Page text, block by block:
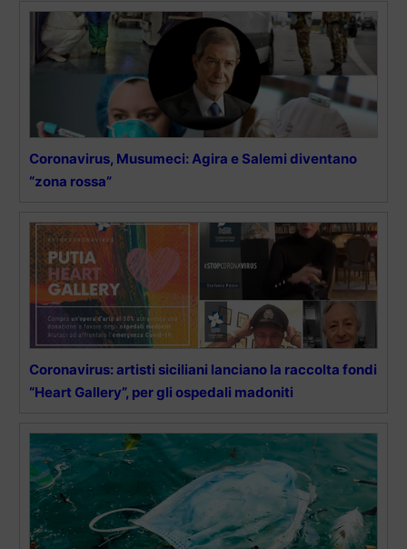
Coronavirus, Musumeci: Agira e Salemi diventano
“zona rossa”
Coronavirus: artisti siciliani lanciano la raccolta fondi
“Heart Gallery”, per gli ospedali madoniti